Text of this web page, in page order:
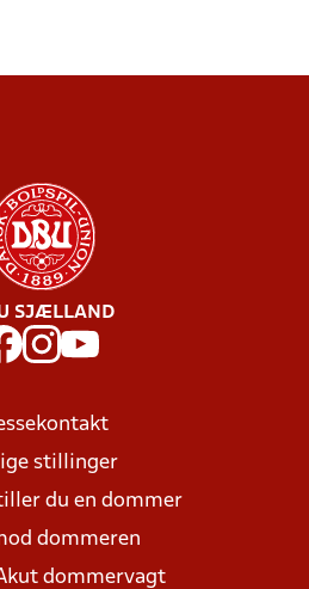
SJÆLLAND
stillinger
du en dommer
dommeren
dommervagt